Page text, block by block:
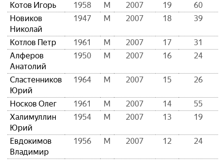
Котов Игорь 1958 М 2007 19
60
Новиков
Николай
1947 М 2007 18 39
Котлов Петр 1961 М 2007 17
31
Алферов
Анатолий
1950 М 2007 16 24
Сластенников
Юрий
1964 М 2007 15 26
Носков Олег 1961 М 2007 14
55
Халимуллин
Юрий
1954 М 2007 13 19
Евдокимов
Владимир
1956 М 2007 12 24